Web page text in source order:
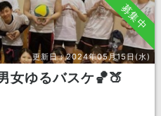
募集中
更新日：2024年05月15日(水)
女ゆるバスケ🏀🍑